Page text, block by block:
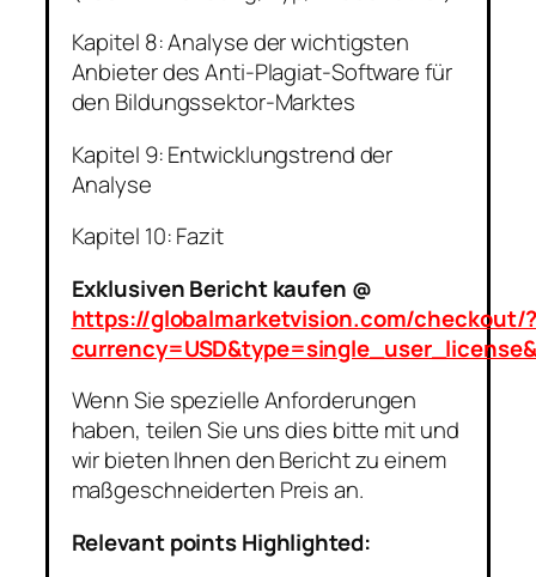
Kapitel 8: Analyse der wichtigsten
Anbieter des Anti-Plagiat-Software für
den Bildungssektor-Marktes
Kapitel 9: Entwicklungstrend der
Analyse
Kapitel 10: Fazit
Exklusiven Bericht kaufen @
https://globalmarketvision.com/checkout/
Wenn Sie spezielle Anforderungen
haben, teilen Sie uns dies bitte mit und
wir bieten Ihnen den Bericht zu einem
maßgeschneiderten Preis an.
Relevant points Highlighted: